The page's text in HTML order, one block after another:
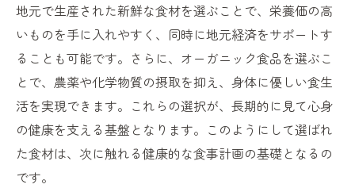
地元で生産された新鮮な食材を選ぶことで、栄養価の高
いものを手に入れやすく、同時に地元経済をサポートす
ることも可能です。さらに、オーガニック食品を選ぶこ
とで、農薬や化学物質の摂取を抑え、身体に優しい食生
活を実現できます。これらの選択が、長期的に見て心身
の健康を支える基盤となります。このようにして選ばれ
た食材は、次に触れる健康的な食事計画の基礎となるの
です。